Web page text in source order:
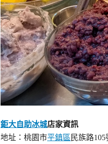
鉅大自助冰城店家資訊
地址：桃園市平鎮區 民族路105